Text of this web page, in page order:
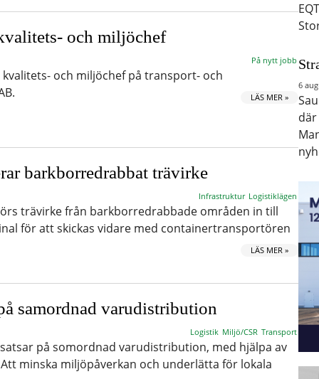
och miljöchef
På nytt jobb
kvalitets- och miljöchef på transport- och
LÄS MER »
barkborredrabbat trävirke
Infrastruktur Logistiklägen
trävirke från barkborredrabbade områden in till
för att skickas vidare med containertransportören
LÄS MER »
samordnad varudistribution
Logistik Miljö/CSR Transport
på somordnad varudistribution, med hjälpa av
minska miljöpåverkan och underlätta för lokala
6